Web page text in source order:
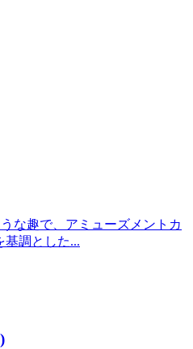
な趣で、アミューズメントカ
基調とした...